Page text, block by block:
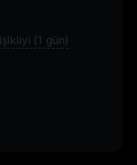
(1 gün)